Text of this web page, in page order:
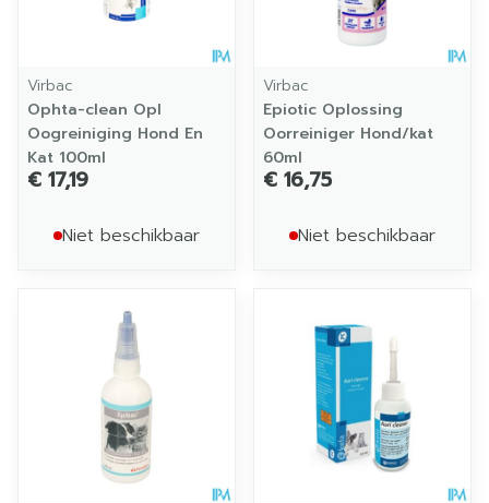
Virbac
Ophta-clean Opl
Oogreiniging Hond En
Kat 100ml
€ 17,19
Niet beschikbaar
Virbac
Epiotic Oplossing
Oorreiniger Hond/kat
60ml
€ 16,75
Niet beschikbaar